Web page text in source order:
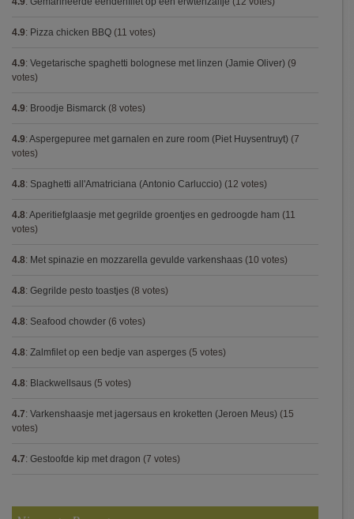
4.9: Pizza chicken BBQ (11 votes)
4.9: Vegetarische spaghetti bolognese met linzen (Jamie Oliver) (9
votes)
4.9: Broodje Bismarck (8 votes)
4.9: Aspergepuree met garnalen en zure room (Piet Huysentruyt) (7
votes)
4.8: Spaghetti all'Amatriciana (Antonio Carluccio) (12 votes)
4.8: Aperitiefglaasje met gegrilde groentjes en gedroogde ham (11
votes)
4.8: Met spinazie en mozzarella gevulde varkenshaas (10 votes)
4.8: Gegrilde pesto toastjes (8 votes)
4.8: Seafood chowder (6 votes)
4.8: Zalmfilet op een bedje van asperges (5 votes)
4.8: Blackwellsaus (5 votes)
4.7: Varkenshaasje met jagersaus en kroketten (Jeroen Meus) (15
votes)
4.7: Gestoofde kip met dragon (7 votes)